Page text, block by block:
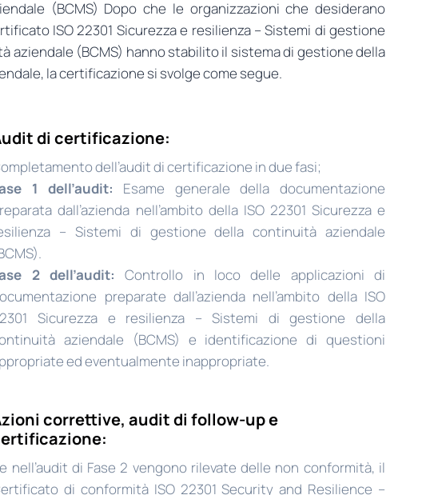
(BCMS) Dopo che le organizzazioni che desiderano
ISO 22301 Sicurezza e resilienza – Sistemi di gestione
aziendale (BCMS) hanno stabilito il sistema di gestione della
la certificazione si svolge come segue.
di certificazione:
dell’audit di certificazione in due fasi;
1 dell’audit: Esame generale della documentazione
dall’azienda nell’ambito della ISO 22301 Sicurezza e
– Sistemi di gestione della continuità aziendale
2 dell’audit: Controllo in loco delle applicazioni di
preparate dall’azienda nell’ambito della ISO
Sicurezza e resilienza – Sistemi di gestione della
aziendale (BCMS) e identificazione di questioni
ed eventualmente inappropriate.
correttive, audit di follow-up e
nell’audit di Fase 2 vengono rilevate delle non conformità, il
di conformità ISO 22301 Security and Resilience –